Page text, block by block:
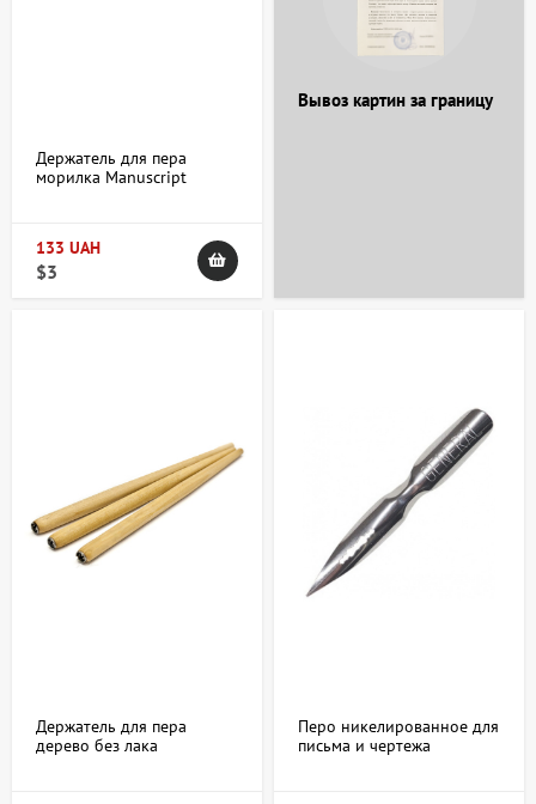
+38 063 247 8102
Держатель для пера
морилка Manuscript
133 UAH
$3
Вывоз картин за границу
Держатель для пера
дерево без лака
Перо никелированное для
письма и чертежа